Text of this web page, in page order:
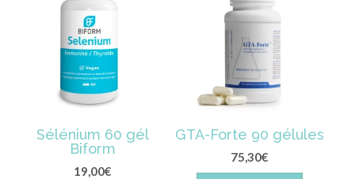
Sélénium 60 gél
Biform
19,00€
GTA-Forte 90 gélules
75,30€